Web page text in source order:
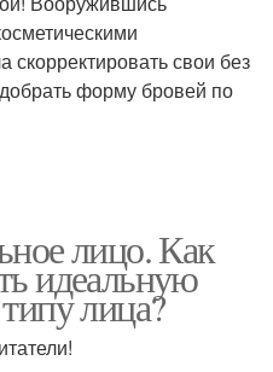
скорректировать свои без
форму бровей по
лицо. Как
идеальную
лица?